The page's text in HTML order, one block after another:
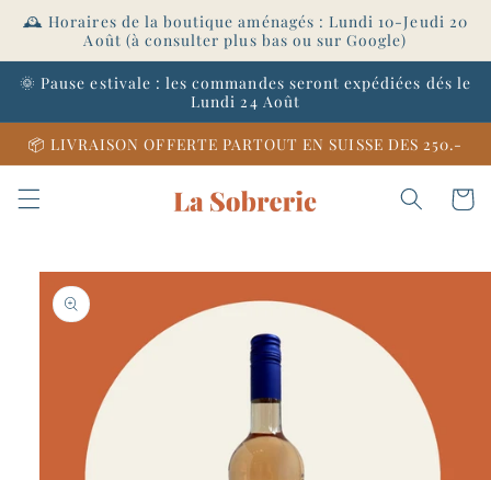
passer
contenu
🕰️ Horaires de la boutique aménagés : Lundi 10-Jeudi 20
Août (à consulter plus bas ou sur Google)
🌞 Pause estivale : les commandes seront expédiées dés le
Lundi 24 Août
📦 LIVRAISON OFFERTE PARTOUT EN SUISSE DES 250.-
Panier
Passer aux
informations
produits